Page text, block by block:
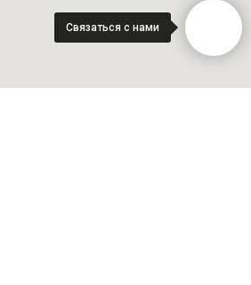
Связаться с нами